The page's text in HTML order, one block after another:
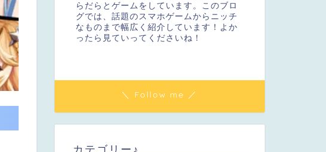
らだらとゲームをしています。このブロ
グでは、話題のスマホゲームからニッチ
なものまで幅広く紹介しています！よか
ったら見ていってくださいね！
＼ Follow me ／
カテゴリー♪